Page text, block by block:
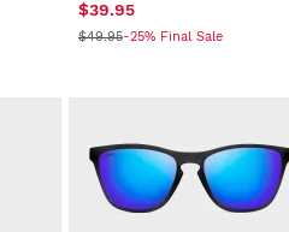
Standardní velikost
dcera a já je kupujeme pro
$39.95
$49.95-25% Final Sale